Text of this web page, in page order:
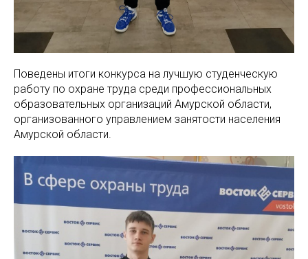
Поведены итоги конкурса на лучшую студенческую
работу по охране труда среди профессиональных
образовательных организаций Амурской области,
организованного управлением занятости населения
Амурской области.